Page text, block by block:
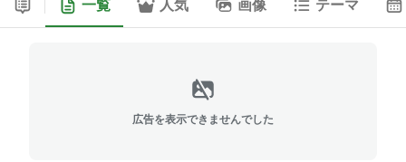
一覧 人気 画像 テーマ
広告を表示できませんでした